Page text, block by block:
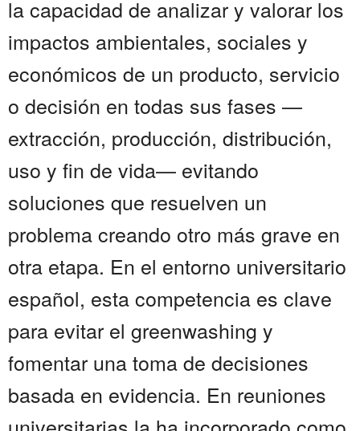
la capacidad de analizar y valorar los
impactos ambientales, sociales y
económicos de un producto, servicio
o decisión en todas sus fases —
extracción, producción, distribución,
uso y fin de vida— evitando
soluciones que resuelven un
problema creando otro más grave en
otra etapa. En el entorno universitario
español, esta competencia es clave
para evitar el greenwashing y
fomentar una toma de decisiones
basada en evidencia. En reuniones